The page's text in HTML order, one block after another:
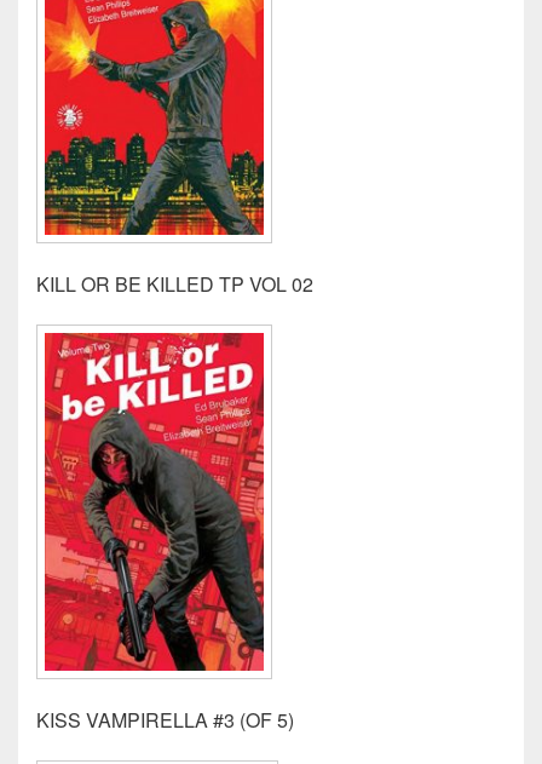
KILL OR BE KILLED TP VOL 02
KISS VAMPIRELLA #3 (OF 5)